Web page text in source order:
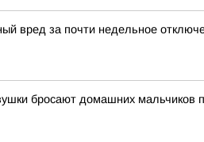
вред за почти недельное
бросают домашних мальчиков